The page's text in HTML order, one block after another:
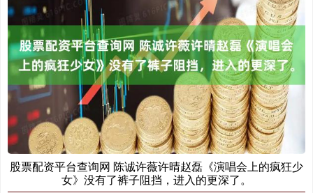
股票配资平台查询网 陈诚许薇许晴赵磊《演唱会上的疯狂少
女》没有了裤子阻挡，进入的更深了。